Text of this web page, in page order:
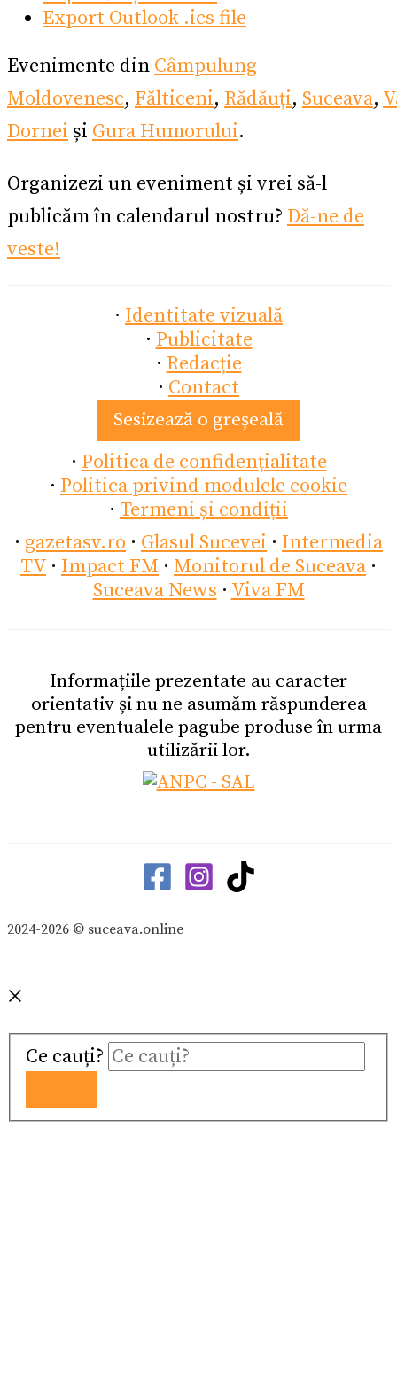
Export Outlook .ics file
Evenimente din Câmpulung
Moldovenesc, Fălticeni, Rădăuți, Suceava,
Dornei și Gura Humorului.
Organizezi un eveniment și vrei să-l
publicăm în calendarul nostru? Dă-ne de
veste!
· Identitate vizuală
· Publicitate
· Redacție
· Contact
Sesizează o greșeală
· Politica de confidențialitate
· Politica privind modulele cookie
· Termeni și condiții
· gazetasv.ro · Glasul Sucevei · Intermedia
TV · Impact FM · Monitorul de Suceava ·
Suceava News · Viva FM
Informațiile prezentate au caracter
orientativ și nu ne asumăm răspunderea
pentru eventualele pagube produse în urma
utilizării lor.
2024-2026 © suceava.online
Ce cauți?